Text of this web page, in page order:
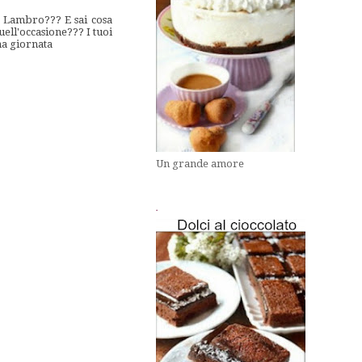
E sai cosa
I tuoi
giornata
Un grande amore
.